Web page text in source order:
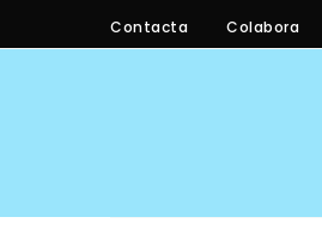
Contacta Colabora